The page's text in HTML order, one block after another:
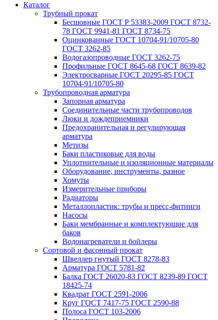
Каталог
Трубный прокат
Беcшовные ГОСТ Р 53383-2009 ГОСТ 8732-
78 ГОСТ 9941-81 ГОСТ 8734-75
Оцинкованные ГОСТ 10704-91/10705-80
ГОСТ 3262-85
Водогазопроводные ГОСТ 3262-75
Профильные ГОСТ 8645-68 ГОСТ 8639-82
Электросварные ГОСТ 20295-85 ГОСТ
10704-91/10705-80
Трубопроводная арматура
Запорная арматура
Соединительные части трубопроводов
Люки и дождеприемники
Предохранительная и регулирующая
арматура
Метизы
Баки пластиковые для воды
Уплотнительные и изоляционные материалы
Оборудование, инструменты, разное
Хомуты
Измерительные приборы
Радиаторы
Металлопластик: трубы и пресс-фитинги
Насосы
Баки мембранные и комплектующие для
баков
Водонагреватели и бойлеры
Сортовой и фасонный прокат
Швеллер гнутый ГОСТ 8278-83
Арматура ГОСТ 5781-82
Балка ГОСТ 26020-83 ГОСТ 8239-89 ГОСТ
18425-74
Квадрат ГОСТ 2591-2006
Круг ГОСТ 7417-75 ГОСТ 2590-88
Полоса ГОСТ 103-2006